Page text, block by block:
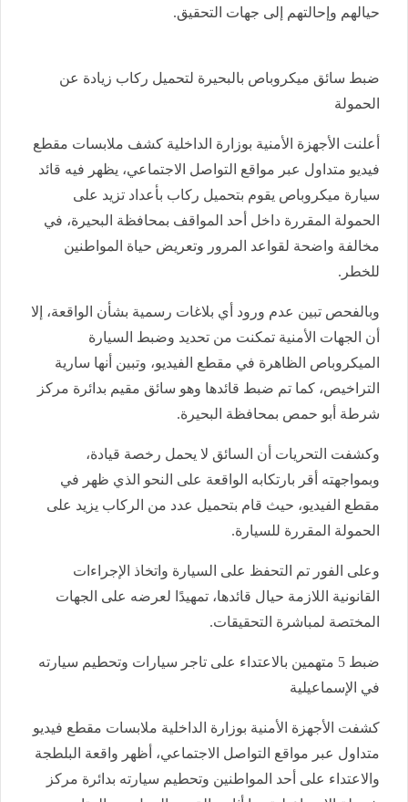
حيالهم وإحالتهم إلى جهات التحقيق.
ضبط سائق ميكروباص بالبحيرة لتحميل ركاب زيادة عن
الحمولة
أعلنت الأجهزة الأمنية بوزارة الداخلية كشف ملابسات مقطع
فيديو متداول عبر مواقع التواصل الاجتماعي، يظهر فيه قائد
سيارة ميكروباص يقوم بتحميل ركاب بأعداد تزيد على
الحمولة المقررة داخل أحد المواقف بمحافظة البحيرة، في
مخالفة واضحة لقواعد المرور وتعريض حياة المواطنين
للخطر.
وبالفحص تبين عدم ورود أي بلاغات رسمية بشأن الواقعة، إلا
أن الجهات الأمنية تمكنت من تحديد وضبط السيارة
الميكروباص الظاهرة في مقطع الفيديو، وتبين أنها سارية
التراخيص، كما تم ضبط قائدها وهو سائق مقيم بدائرة مركز
شرطة أبو حمص بمحافظة البحيرة.
وكشفت التحريات أن السائق لا يحمل رخصة قيادة،
وبمواجهته أقر بارتكابه الواقعة على النحو الذي ظهر في
مقطع الفيديو، حيث قام بتحميل عدد من الركاب يزيد على
الحمولة المقررة للسيارة.
وعلى الفور تم التحفظ على السيارة واتخاذ الإجراءات
القانونية اللازمة حيال قائدها، تمهيدًا لعرضه على الجهات
المختصة لمباشرة التحقيقات.
ضبط 5 متهمين بالاعتداء على تاجر سيارات وتحطيم سيارته
في الإسماعيلية
كشفت الأجهزة الأمنية بوزارة الداخلية ملابسات مقطع فيديو
متداول عبر مواقع التواصل الاجتماعي، أظهر واقعة البلطجة
والاعتداء على أحد المواطنين وتحطيم سيارته بدائرة مركز